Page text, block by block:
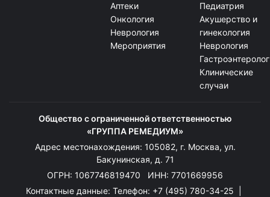
Аптеки
Онкология
Неврология
Мероприятия
Педиатрия
Акушерство и
гинекология
Неврология
Клинические
случаи
Общество с ограниченной ответственностью
«ГРУППА РЕМЕДИУМ»
Адрес местонахождения: 105082, г. Москва, ул.
Бакунинская, д. 71
ОГРН: 1067746819470 ИНН: 7701669956
Контактные данные: Телефон: +7 (495) 780-34-25